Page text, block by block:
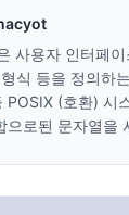
사용자 인터페
식 등을 정의하
POSIX (호환) 시
으로된 문자열을